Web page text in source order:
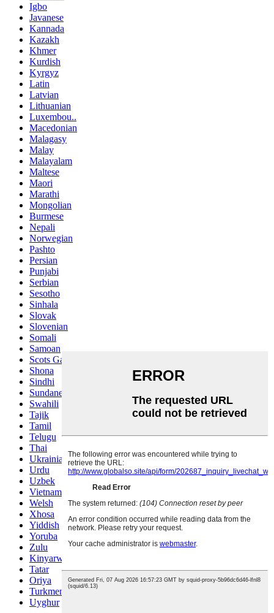
Igbo
Javanese
Kannada
Kazakh
Khmer
Kurdish
Kyrgyz
Latin
Latvian
Lithuanian
Luxembou..
Macedonian
Malagasy
Malay
Malayalam
Maltese
Maori
Marathi
Mongolian
Burmese
Nepali
Norwegian
Pashto
Persian
Punjabi
Serbian
Sesotho
Sinhala
Slovak
Slovenian
Somali
Samoan
Scots Gaelic
Shona
Sindhi
Sundanese
Swahili
Tajik
Tamil
Telugu
Thai
Ukrainian
Urdu
Uzbek
Vietnamese
Welsh
Xhosa
Yiddish
Yoruba
Zulu
Kinyarwanda
Tatar
Oriya
Turkmen
Uyghur